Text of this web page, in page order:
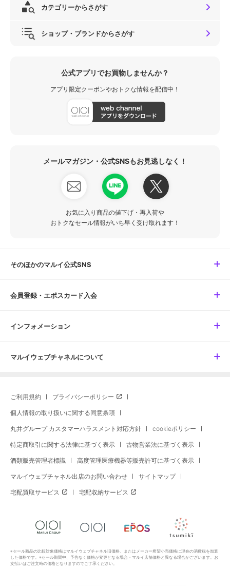
カテゴリーからさがす
ショップ・ブランドからさがす
公式アプリでお買物しませんか？
アプリ限定クーポンやおトクな情報を配信中！
メールマガジン・公式SNSもお見逃しなく！
お気に入り商品の値下げ・再入荷や
おトクなセール情報がいち早く受け取れます！
そのほかのマルイ公式SNS
会員登録・エポスカード入会
インフォメーション
マルイウェブチャネルについて
ご利用規約 プライバシーポリシー
個人情報の取り扱いに関する同意条項
丸井グループ カスタマーハラスメント対応方針 cookieポリシー
特定商取引に関する法律に基づく表示 古物営業法に基づく表示
酒類販売管理者標識 高度管理医療機器等販売許可に基づく表示
マルイウェブチャネル出店のお問い合わせ サイトマップ
宅配買取サービス 宅配収納サービス
※セール商品の比較対象価格はマルイウェブチャネル旧価格、またはメーカー希望小売価格に現在の消費税を加算
した価格です。※セール期間中、予告なく価格が変更となる場合・マルイ店舗価格と異なる場合がございます。お
支払いはご注文時の価格となりますのでご了承ください。